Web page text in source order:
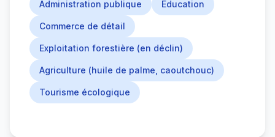
Administration publique Éducation
Commerce de détail
Exploitation forestière (en déclin)
Agriculture (huile de palme, caoutchouc)
Tourisme écologique